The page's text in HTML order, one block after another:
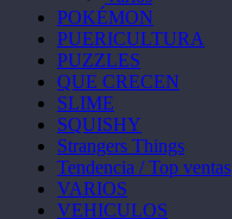
POKÉMON
PUERICULTURA
PUZZLES
QUE CRECEN
SLIME
SQUISHY
Strangers Things
Tendencia / Top ventas
VARIOS
VEHICULOS